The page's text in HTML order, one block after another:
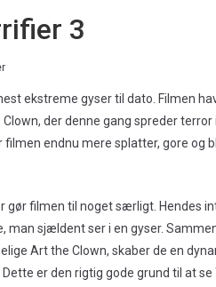
3
ekstreme gyser til dato. Filmen
der denne gang spreder
endnu mere splatter, gore og
gør filmen til noget særligt. Hendes
sjældent ser i en gyser.
Art the Clown, skaber de en
er den rigtig gode grund til at se